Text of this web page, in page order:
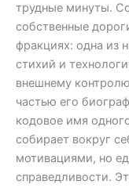
трудные минуты.
собственные
фракциях: одна из
стихий и
внешнему
частью его
кодовое имя
собирает вокруг
мотивациями, но
справедливости.